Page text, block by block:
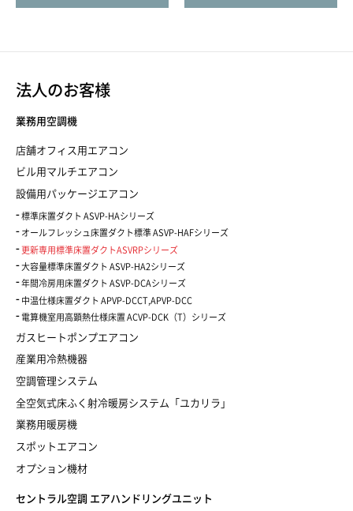
法人のお客様
業務用空調機
店舗オフィス用エアコン
ビル用マルチエアコン
設備用パッケージエアコン
標準床置ダクト ASVP-HAシリーズ
オールフレッシュ床置ダクト標準 ASVP-HAFシリーズ
更新専用標準床置ダクトASVRPシリーズ
大容量標準床置ダクト ASVP-HA2シリーズ
年間冷房用床置ダクト ASVP-DCAシリーズ
中温仕様床置ダクト APVP-DCCT,APVP-DCC
電算機室用高顕熱仕様床置 ACVP-DCK（T）シリーズ
ガスヒートポンプエアコン
産業用冷熱機器
空調管理システム
全空気式床ふく射冷暖房システム「ユカリラ」
業務用暖房機
スポットエアコン
オプション機材
セントラル空調 エアハンドリングユニット